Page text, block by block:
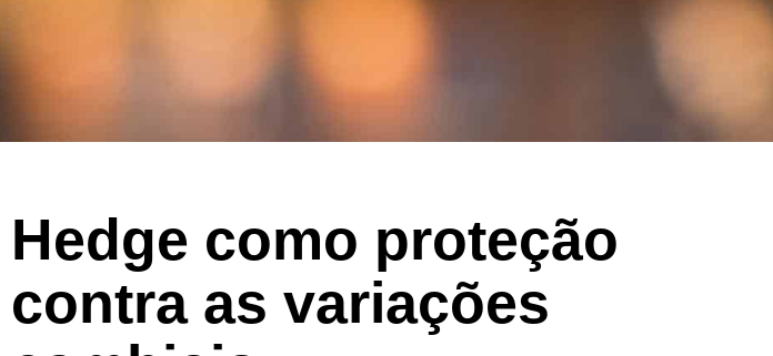
Hedge como proteção
contra as variações